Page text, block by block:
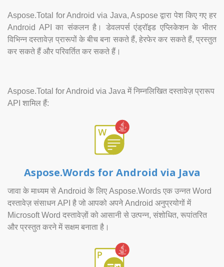
Aspose.Total for Android via Java, Aspose द्वारा पेश किए गए हर
Android API का संकलन है। डेवलपर्स एंड्रॉइड एप्लिकेशन के भीतर
विभिन्न दस्तावेज़ प्रारूपों के बीच बना सकते हैं, हेरफेर कर सकते हैं, प्रस्तुत
कर सकते हैं और परिवर्तित कर सकते हैं।
Aspose.Total for Android via Java में निम्नलिखित दस्तावेज़ प्रारूप
API शामिल हैं:
Aspose.Words for Android via Java
जावा के माध्यम से Android के लिए Aspose.Words एक उन्नत Word
दस्तावेज़ संसाधन API है जो आपको अपने Android अनुप्रयोगों में
Microsoft Word दस्तावेज़ों को आसानी से उत्पन्न, संशोधित, रूपांतरित
और प्रस्तुत करने में सक्षम बनाता है।